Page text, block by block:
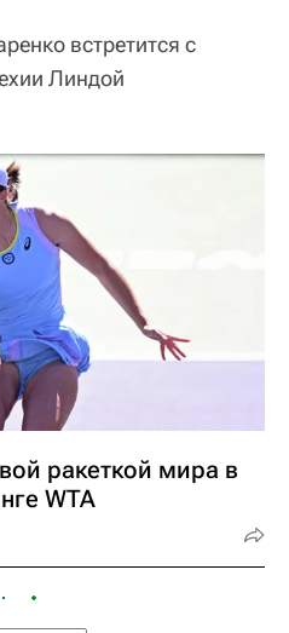
встретится с
Линдой
ракеткой мира в
WTA